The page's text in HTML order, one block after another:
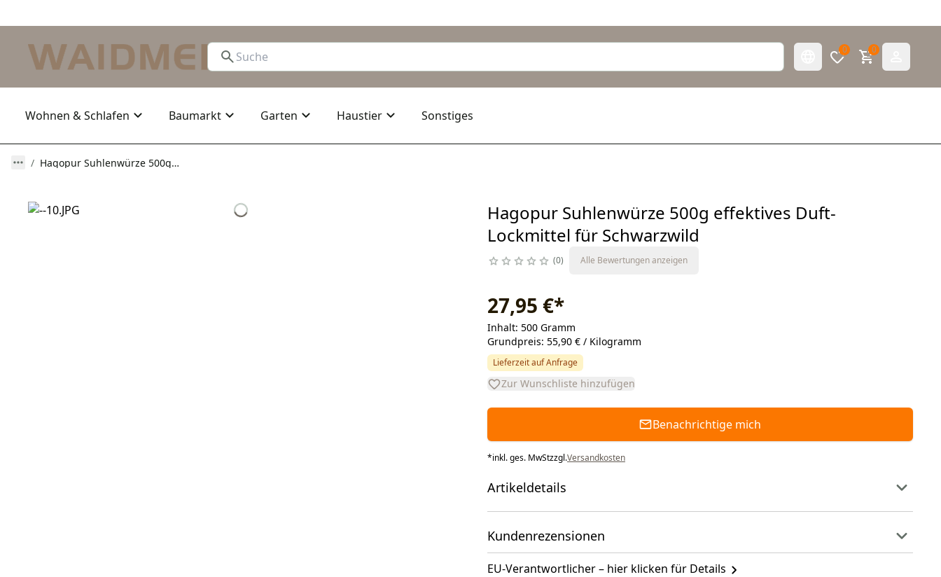
0 0
Wohnen & Schlafen Baumarkt Garten Haustier Sonstiges
Hagopur Suhlenwürze 500g effektives Duft-Lockmittel für Schwarzwild
Hagopur Suhlenwürze 500g effektives Duft-
Lockmittel für Schwarzwild
0 Alle Bewertungen anzeigen
27,95 €*
Inhalt: 500 Gramm
Grundpreis: 55,90 € / Kilogramm
Lieferzeit auf Anfrage
Zur Wunschliste hinzufügen
Benachrichtige mich
*inkl. ges. MwStzzgl.Versandkosten
Artikeldetails
Kundenrezensionen
EU-Verantwortlicher – hier klicken für Details